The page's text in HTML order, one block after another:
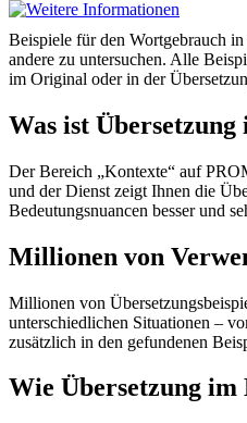
Beispiele für den Wortgebrauch
andere zu untersuchen. Alle
im Original oder in der
Was ist
Der Bereich „Kontexte“ auf
und der Dienst zeigt Ihnen die
Bedeutungsnuancen besser und
Millionen von
Millionen von
unterschiedlichen Situationen –
zusätzlich in den gefundenen
Wie Übersetzung